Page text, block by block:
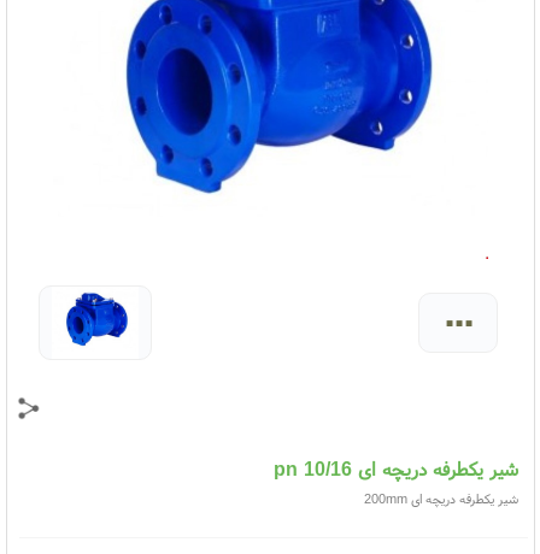
...
شیر یکطرفه دریچه ای pn 10/16
شیر یکطرفه دریچه ای 200mm